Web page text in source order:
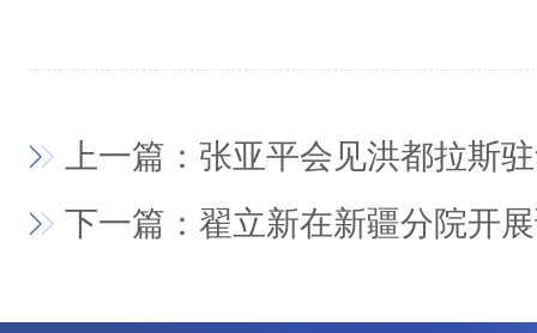
上一篇：张亚平会见洪都拉斯
下一篇：翟立新在新疆分院开